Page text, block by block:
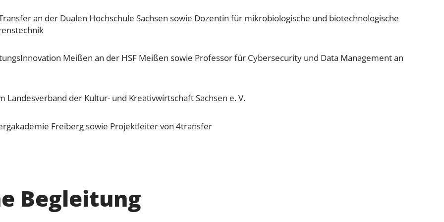
an der Dualen Hochschule Sachsen sowie Dozentin für mikrobiologische und biotechnologische
Meißen an der HSF Meißen sowie Professor für Cybersecurity und Data Management an
der Kultur- und Kreativwirtschaft Sachsen e. V.
Freiberg sowie Projektleiter von 4transfer
Begleitung